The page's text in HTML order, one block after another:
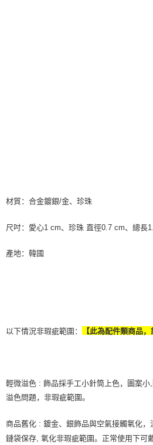
材質：合金鍍銀/金、珍珠
尺吋：愛心1 cm、珍珠 直徑0.7 cm、總長
產地：韓國
以下情況非瑕疵範圍： 【此為配件類商品
輕微溢色 : 飾品採手工小針筒上色，圖案小
溢色問題，非瑕疵範圍。
商品舊化 : 鍍金、銀飾品與空氣接觸氧化
鏈袋保存, 氧化非瑕疵範圍。正常使用下可